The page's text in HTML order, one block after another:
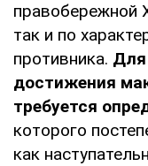
правобережной
так и по
противника. Для
достижения
требуется
которого
как